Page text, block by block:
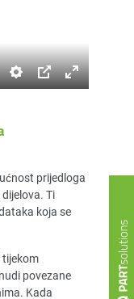
Settings
PIP
Enter
prijedloga
Ti
koja se
tijekom
povezane
Kada